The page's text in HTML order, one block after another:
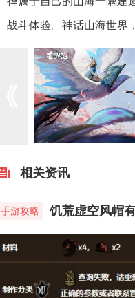
战斗体验。神话山海世界
相关资讯
手游攻略 饥荒虚空风帽